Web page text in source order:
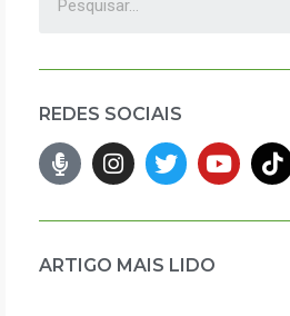
REDES SOCIAIS
ARTIGO MAIS LIDO